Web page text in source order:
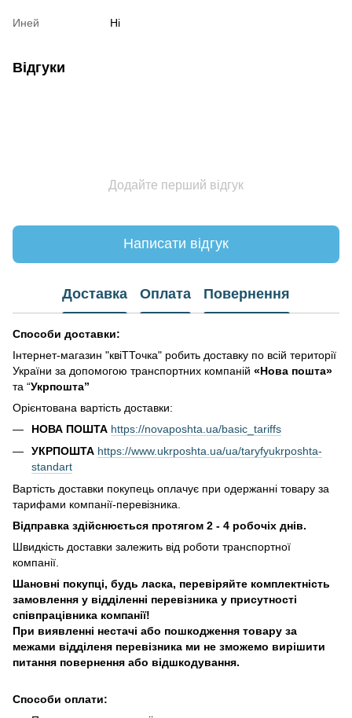
Иней Ні
Відгуки
Додайте перший відгук
Написати відгук
Доставка Оплата Повернення
Способи доставки:
Інтернет-магазин "квіТТочка" робить доставку по всій території
України за допомогою транспортних компаній «Нова пошта»
та “Укрпошта”
Орієнтована вартість доставки:
НОВА ПОШТА https://novaposhta.ua/basic_tariffs
УКРПОШТА https://www.ukrposhta.ua/ua/taryfyukrposhta-
standart
Вартість доставки покупець оплачує при одержанні товару за
тарифами компанії-перевізника.
Відправка здійснюється протягом 2 - 4 робочіх днів.
Швидкість доставки залежить від роботи транспортної
компанії.
Шановні покупці, будь ласка, перевіряйте комплектність
замовлення у відділенні перевізника у присутності
співпрацівника компанії!
При виявленні нестачі або пошкодження товару за
межами відділеня перевізника ми не зможемо вирішити
питання повернення або відшкодування.
Способи оплати: